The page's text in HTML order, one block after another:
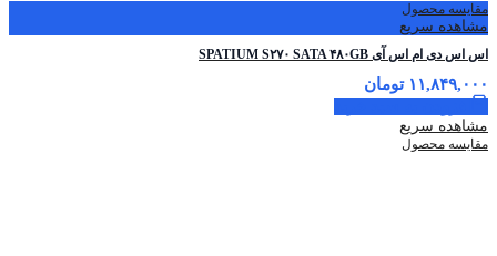
مقایسه محصول
مشاهده سریع
اس اس دی ام اس آی SPATIUM S۲۷۰ SATA ۴۸۰GB
۱۱,۸۴۹,۰۰۰ تومان
مشاهده سریع
مقایسه محصول